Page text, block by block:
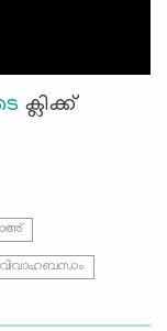
ക്ലിക്ക്
വിവാഹബന്ധം